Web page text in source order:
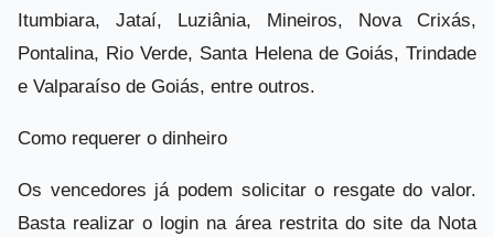
Itumbiara, Jataí, Luziânia, Mineiros, Nova Crixás,
Pontalina, Rio Verde, Santa Helena de Goiás, Trindade
e Valparaíso de Goiás, entre outros.
Como requerer o dinheiro
Os vencedores já podem solicitar o resgate do valor.
Basta realizar o login na área restrita do site da Nota